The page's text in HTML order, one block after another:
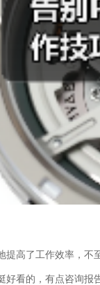
提高了工作效率，不
好看的，有点咨询报